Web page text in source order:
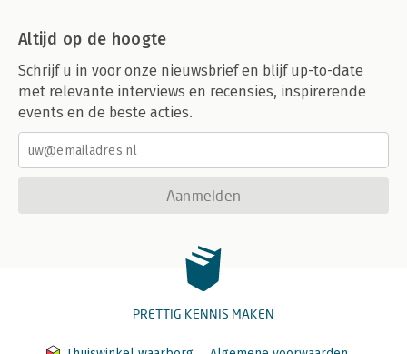
Altijd op de hoogte
Schrijf u in voor onze nieuwsbrief en blijf up-to-date
met relevante interviews en recensies, inspirerende
events en de beste acties.
Aanmelden
PRETTIG KENNIS MAKEN